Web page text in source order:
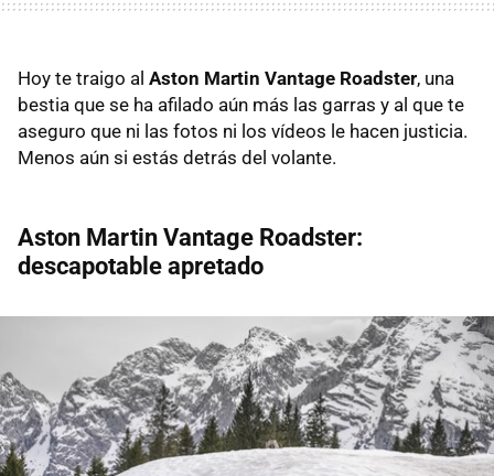
Hoy te traigo al Aston Martin Vantage Roadster, una
bestia que se ha afilado aún más las garras y al que te
aseguro que ni las fotos ni los vídeos le hacen justicia.
Menos aún si estás detrás del volante.
Aston Martin Vantage Roadster:
descapotable apretado